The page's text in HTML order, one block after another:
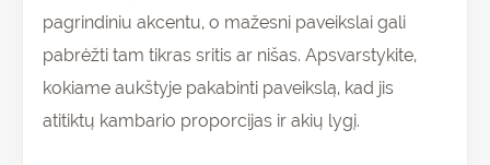
pagrindiniu akcentu, o mažesni paveikslai gali
pabrėžti tam tikras sritis ar nišas. Apsvarstykite,
kokiame aukštyje pakabinti paveikslą, kad jis
atitiktų kambario proporcijas ir akių lygį.